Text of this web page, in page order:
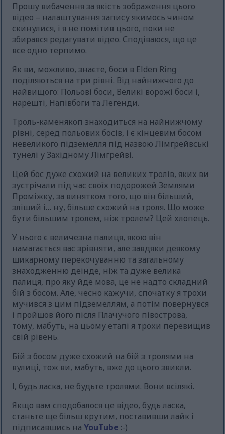
Прошу вибачення за якість зображення цього
відео – налаштування запису якимось чином
скинулися, і я не помітив цього, поки не
збирався редагувати відео. Сподіваюся, що це
все одно терпимо.
Як ви, можливо, знаєте, боси в Elden Ring
поділяються на три рівні. Від найнижчого до
найвищого: Польові боси, Великі ворожі боси і,
нарешті, Напівбоги та Легенди.
Троль-каменякоп знаходиться на найнижчому
рівні, серед польових босів, і є кінцевим босом
невеликого підземелля під назвою Лімгрейвські
тунелі у Західному Лімгрейві.
Цей бос дуже схожий на великих тролів, яких ви
зустрічали під час своїх подорожей Землями
Проміжку, за винятком того, що він більший,
зліший і… ну, більше схожий на троля. Що може
бути більшим тролем, ніж тролем? Цей хлопець.
У нього є величезна палиця, якою він
намагається вас зрівняти, але завдяки деякому
шикарному перекочуванню та загальному
знаходженню деінде, ніж та дуже велика
палиця, про яку йде мова, це не надто складний
бій з босом. Але, чесно кажучи, спочатку я трохи
мучився з цим підземеллям, а потім повернувся
і пройшов його після Плачучого півострова,
тому, мабуть, на цьому етапі я трохи перевищив
свій рівень.
Бій з босом дуже схожий на бій з тролями на
вулиці, тож ви, мабуть, вже до цього звикли.
І, будь ласка, не будьте тролями. Вони всілякі.
Якщо вам сподобалося це відео, будь ласка,
станьте ще більш крутим, поставивши лайк і
підписавшись наYouTube :-)